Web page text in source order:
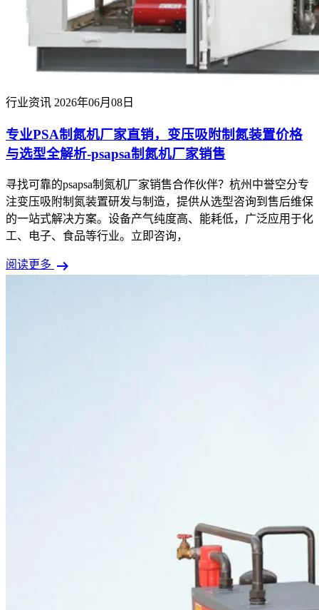
行业资讯 2026年06月08日
专业PSA制氮机厂家直销，变压吸附制氮装置价格
与选型全解析-psapsa制氮机厂家销售
寻找可靠的psapsa制氮机厂家销售合作伙伴？杭州中誉空分专
注变压吸附制氮装置研发与制造，提供从选型咨询到售后维保
的一站式解决方案。设备产气纯度高、能耗低，广泛应用于化
工、电子、食品等行业。立即咨询，
阅读更多 arrow_right_alt